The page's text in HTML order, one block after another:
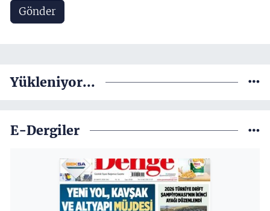
Gönder
Yükleniyor...
E-Dergiler